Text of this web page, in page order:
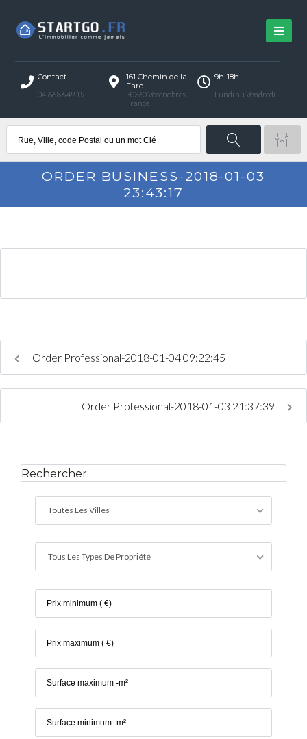
Connexion
Mot de passe perdu ?
Contact
04 66 86 49 19
161 Chemin de la
Fare
30360 Vézénobres -
France
9h-18h
Lundi au Vendredi
ORDER BUSINESS-2018-01-03
23:43:17
Order Professional-2018-01-04 09:22:45
Order Professional-2018-01-03 21:37:39
Rechercher
Toutes Les Villes
Tous Les Types De Propriété